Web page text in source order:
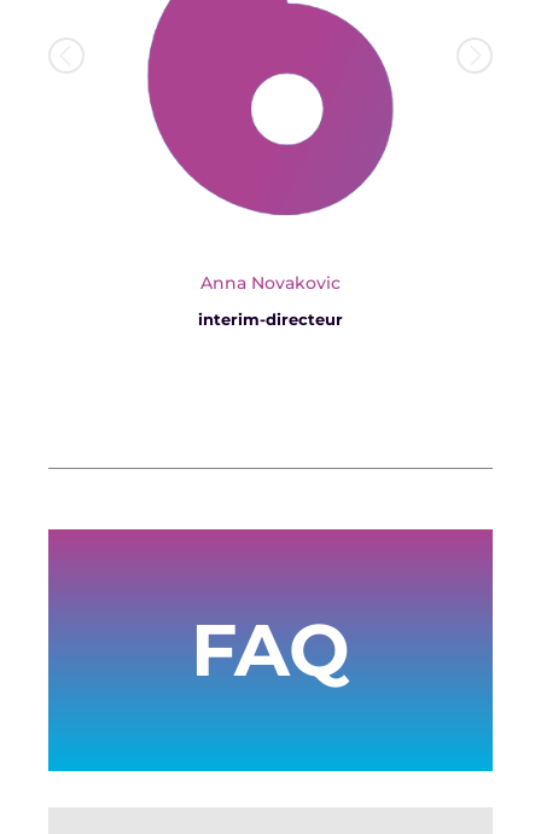
Anna Novakovic
interim-directeur
FAQ